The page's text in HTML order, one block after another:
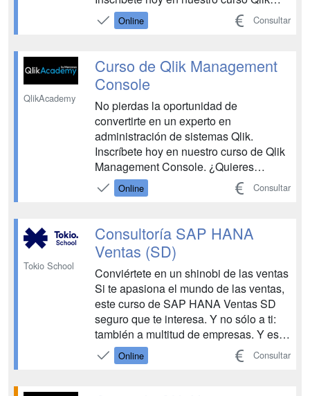
Advanced Topics Si eres un
Programador o Consultor en Business
capacidades al siguiente nivel, nuestro
Curso de Desarrollo ...
Online Consultar
QlikAcademy
Curso de Qlik Management
Console
No pierdas la oportunidad de
convertirte en un experto en
administración de sistemas Qlik.
Inscríbete hoy en nuestro curso de Qlik
Management Console. ¿Quieres
gestionar tus aplicaciones, usuarios y
recursos de Qlik de manera efectiva
analíticos? Nuestro curso de Qlik
Management Console está diseñado
para ...
Online Consultar
Tokio School
Consultoría SAP HANA
Ventas (SD)
Conviértete en un shinobi de las ventas
Si te apasiona el mundo de las ventas,
este curso de SAP HANA Ventas SD
seguro que te interesa. Y no sólo a ti:
también a multitud de empresas. Y es
que en toda compañía vender es lo más
importante… ¡imagínate contar con
Online Consultar